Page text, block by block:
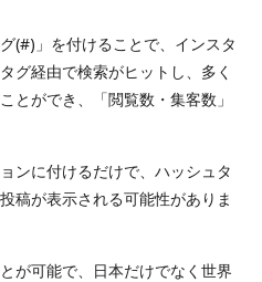
(#)」を付けることで、インスタ
グ経由で検索がヒットし、多く
とができ、「閲覧数・集客数」
ンに付けるだけで、ハッシュタ
稿が表示される可能性がありま
が可能で、日本だけでなく世界